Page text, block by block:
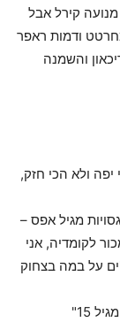
פחות מנועה קירל אבל
ודמות ראפר
והשמנה
יפה ולא הכי חזק,
מגיל אפס –
7-8 בערך אני מכור לקומדיה, אני
על במה בצחוק
15"